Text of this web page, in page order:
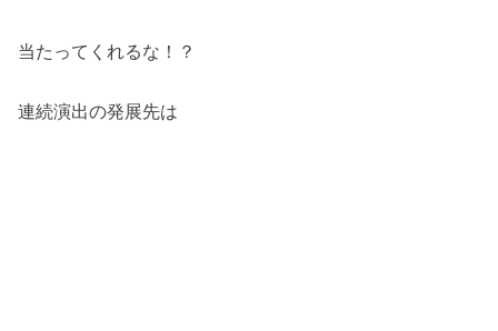
当たってくれるな！？
連続演出の発展先は